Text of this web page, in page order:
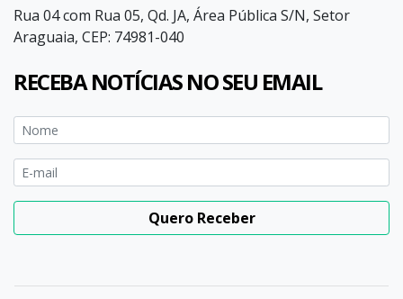
Rua 04 com Rua 05, Qd. JA, Área Pública S/N, Setor
Araguaia, CEP: 74981-040
RECEBA NOTÍCIAS NO SEU EMAIL
Quero Receber